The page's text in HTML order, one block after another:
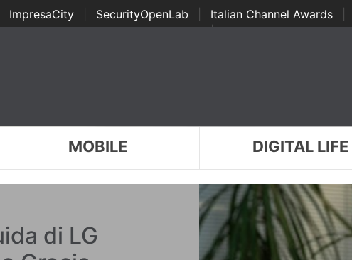
ImpresaCity SecurityOpenLab Italian Channel Awards
Awards | ...
MOBILE DIGITAL LIFE
di LG